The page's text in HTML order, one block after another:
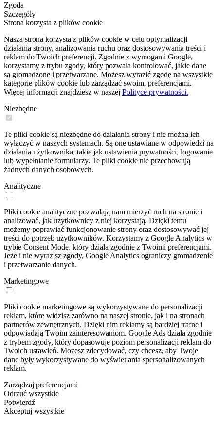
Zgoda
Szczegóły
Strona korzysta z plików cookie
Nasza strona korzysta z plików cookie w celu optymalizacji
działania strony, analizowania ruchu oraz dostosowywania treści i
reklam do Twoich preferencji. Zgodnie z wymogami Google,
korzystamy z trybu zgody, który pozwala kontrolować, jakie dane
są gromadzone i przetwarzane. Możesz wyrazić zgodę na wszystkie
kategorie plików cookie lub zarządzać swoimi preferencjami.
Więcej informacji znajdziesz w naszej Polityce prywatności.
Niezbędne
Te pliki cookie są niezbędne do działania strony i nie można ich
wyłączyć w naszych systemach. Są one ustawiane w odpowiedzi na
działania użytkownika, takie jak ustawienia prywatności, logowanie
lub wypełnianie formularzy. Te pliki cookie nie przechowują
żadnych danych osobowych.
Analityczne
Pliki cookie analityczne pozwalają nam mierzyć ruch na stronie i
analizować, jak użytkownicy z niej korzystają. Dzięki temu
możemy poprawiać funkcjonowanie strony oraz dostosowywać jej
treści do potrzeb użytkowników. Korzystamy z Google Analytics w
trybie Consent Mode, który działa zgodnie z Twoimi preferencjami.
Jeżeli nie wyrazisz zgody, Google Analytics ograniczy gromadzenie
i przetwarzanie danych.
Marketingowe
Pliki cookie marketingowe są wykorzystywane do personalizacji
reklam, które widzisz zarówno na naszej stronie, jak i na stronach
partnerów zewnętrznych. Dzięki nim reklamy są bardziej trafne i
odpowiadają Twoim zainteresowaniom. Google Ads działa zgodnie
z trybem zgody, który dopasowuje poziom personalizacji reklam do
Twoich ustawień. Możesz zdecydować, czy chcesz, aby Twoje
dane były wykorzystywane do wyświetlania spersonalizowanych
reklam.
Zarządzaj preferencjami
Odrzuć wszystkie
Potwierdź
Akceptuj wszystkie